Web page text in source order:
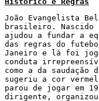
João Evangelista
brasileiro. Nascido
ajudou a fundar a
das regras do
Janeiro e lá foi
conduta
como a da
sugeriu a cor
parou de jogar em
dirigente,